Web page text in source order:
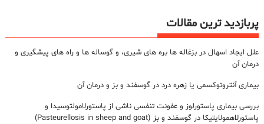
پربازدید ترین مقالات
علل ایجاد اسهال در بزغاله ها بره های شیری، و گوساله ها و راه های پیشگیری و
درمان آن
بیماری آنتروتوکسمی یا زهره درد در گوسفند و بز و درمان آن
بررسی بیماری پاستورلوز و عفونت تنفسی ناشی از پاستورلامولتوسیدا و
پاستورلاهمولایتیکا در گوسفند و بز (Pasteurellosis in sheep and goat)